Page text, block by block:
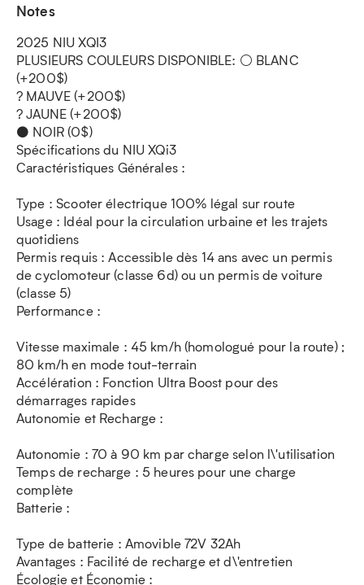
Notes
2025 NIU XQI3
PLUSIEURS COULEURS DISPONIBLE: ⚪ BLANC
(+200$)
? MAUVE (+200$)
? JAUNE (+200$)
⚫ NOIR (0$)
Spécifications du NIU XQi3
Caractéristiques Générales :
Type : Scooter électrique 100% légal sur route
Usage : Idéal pour la circulation urbaine et les trajets
quotidiens
Permis requis : Accessible dès 14 ans avec un permis
de cyclomoteur (classe 6d) ou un permis de voiture
(classe 5)
Performance :
Vitesse maximale : 45 km/h (homologué pour la route) ;
80 km/h en mode tout-terrain
Accélération : Fonction Ultra Boost pour des
démarrages rapides
Autonomie et Recharge :
Autonomie : 70 à 90 km par charge selon l\'utilisation
Temps de recharge : 5 heures pour une charge
complète
Batterie :
Type de batterie : Amovible 72V 32Ah
Avantages : Facilité de recharge et d\'entretien
Écologie et Économie :